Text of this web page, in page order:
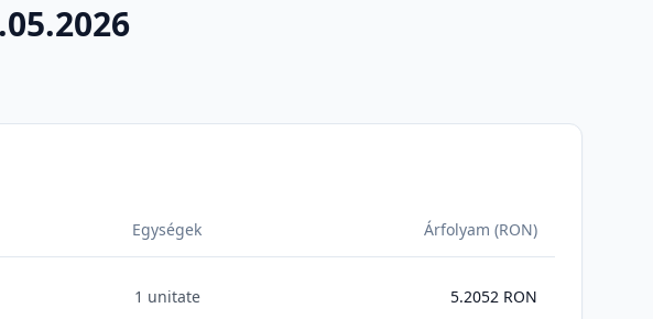
Egységek Árfolyam (RON)
1 unitate 5.2052 RON